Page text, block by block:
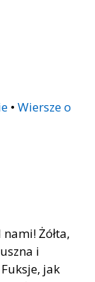
• Wiersze o
Żółta,
i
jak